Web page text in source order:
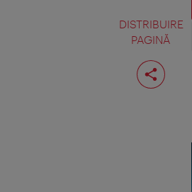
DISTRIBUIRE
PAGINĂ
Distribuiţi
pagina